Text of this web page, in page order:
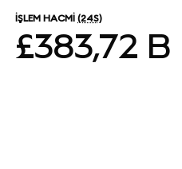
İŞLEM HACMI (24S)
£383,72 B